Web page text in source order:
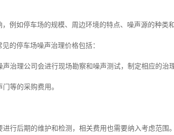
例如停车场的规模、周边环境的特点、噪声源的种类
的停车场噪声治理价格包括：
治理公司会进行现场勘察和噪声测试，制定相应的治
等的采购费用。
行后期的维护和检测，相关费用也需要纳入考虑范围。